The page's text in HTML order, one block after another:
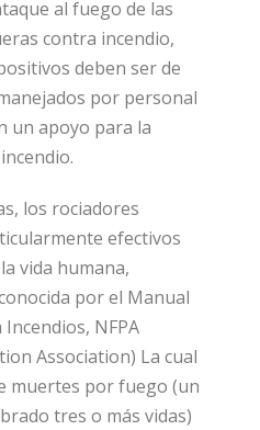
al fuego de las
contra incendio,
deben ser de
por personal
un apoyo para la
los rociadores
efectivos
vida humana,
por el Manual
NFPA
Association) La cual
muertes por fuego (un
tres o más vidas)